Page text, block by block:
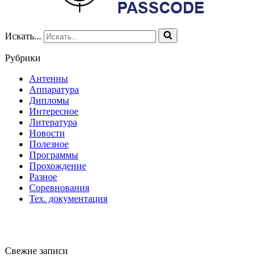
Искать...
Рубрики
Антенны
Аппаратура
Дипломы
Интересное
Литература
Новости
Полезное
Программы
Прохождение
Разное
Соревнования
Тех. документация
Свежие записи